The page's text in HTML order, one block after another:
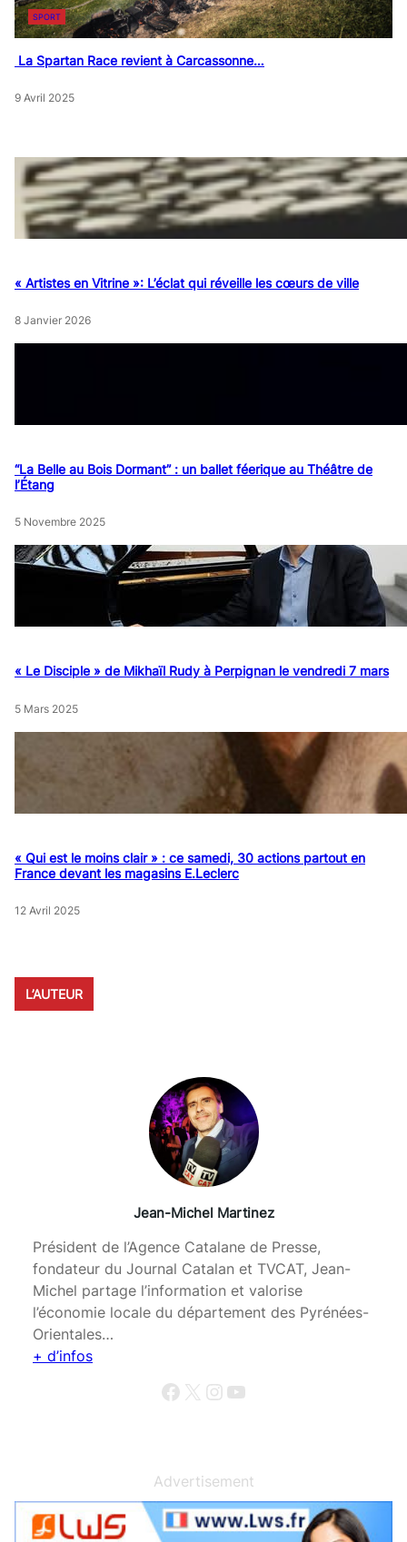
SPORT
La Spartan Race revient à Carcassonne…
9 Avril 2025
« Artistes en Vitrine »: L’éclat qui réveille les cœurs de ville
8 Janvier 2026
“La Belle au Bois Dormant” : un ballet féerique au Théâtre de
l’Étang
5 Novembre 2025
« Le Disciple » de Mikhaïl Rudy à Perpignan le vendredi 7 mars
5 Mars 2025
« Qui est le moins clair » : ce samedi, 30 actions partout en
France devant les magasins E.Leclerc
12 Avril 2025
L’AUTEUR
Jean-Michel Martinez
Président de l’Agence Catalane de Presse,
fondateur du Journal Catalan et TVCAT, Jean-
Michel partage l’information et valorise
l’économie locale du département des Pyrénées-
Orientales…
+ d’infos
Facebook X Instagram YouTube
Advertisement